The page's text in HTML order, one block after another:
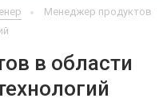
Менеджер продуктов
в области